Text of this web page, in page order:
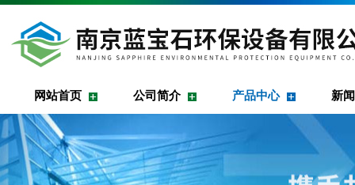
网站首页 公司简介 产品中心 新